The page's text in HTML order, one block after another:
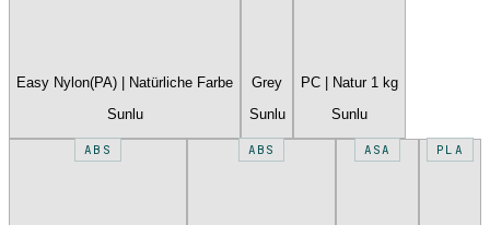
Easy Nylon(PA) | Natürliche Farbe
Sunlu
Grey
Sunlu
PC | Natur 1 kg
Sunlu
ABS ABS ASA PLA